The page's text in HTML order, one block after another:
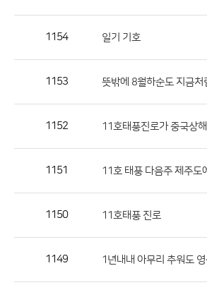
론
호,
록
1154 일기 기호
1153 뜻밖에 8월하순도 지금처
1152 11호태풍진로가 중국상
1151 11호 태풍 다음주 제주도
1150 11호태풍 진로
1149 1년내내 아무리 추워도